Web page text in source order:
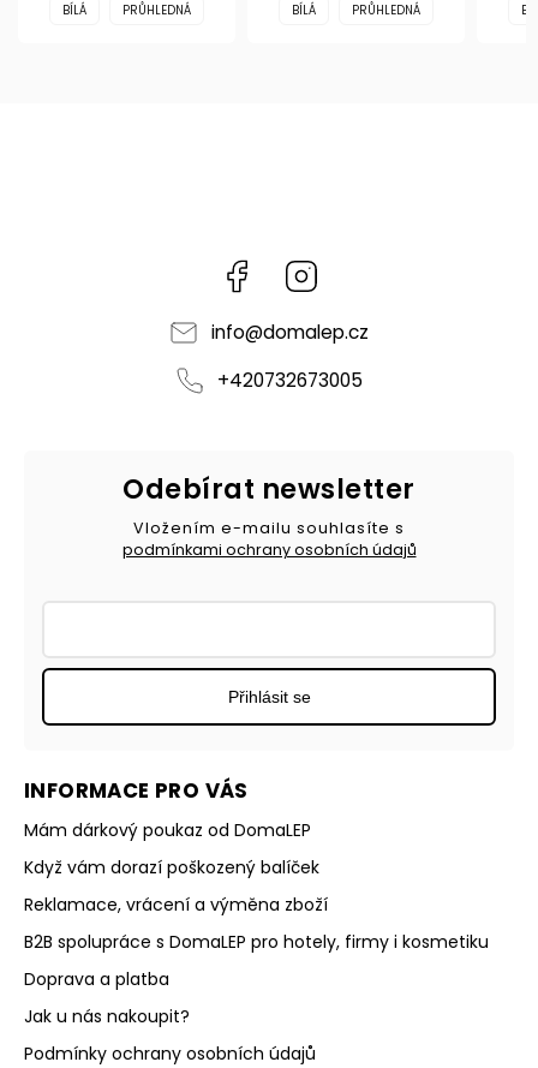
BÍLÁ PRŮHLEDNÁ BÍLÁ PRŮHLEDNÁ
Facebook
info@domalep.cz
+420732673005
INFORMACE PRO VÁS
Mám dárkový poukaz od DomaLEP
Když vám dorazí poškozený balíček
Reklamace, vrácení a výměna zboží
B2B spolupráce s DomaLEP pro hotely, firmy i kosmetiku
Doprava a platba
Jak u nás nakoupit?
Podmínky ochrany osobních údajů
Odebírat newsletter
Vložením e-mailu souhlasíte s
podmínkami ochrany osobních údajů
Přihlásit se